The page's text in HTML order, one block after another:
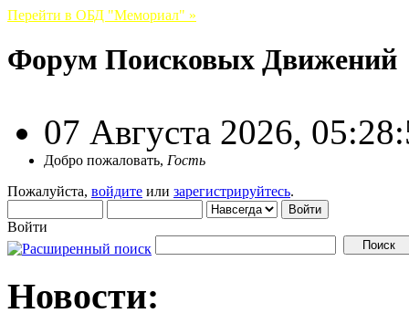
Перейти в ОБД "Мемориал" »
Форум Поисковых Движений
07 Августа 2026,
Добро пожаловать, Гость
Пожалуйста, войдите или зарегистрируйтесь.
Войти
Новости: